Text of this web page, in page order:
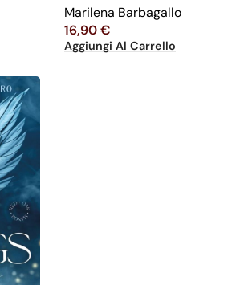
Marilena Barbagallo
16,90€
Aggiungi Al Carrello